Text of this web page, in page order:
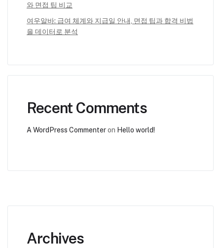
와 면접 팁 비교
여우알바: 급여 체계와 지급일 안내, 면접 팁과 합격 비법
을 데이터로 분석
Recent Comments
A WordPress Commenteron Hello world!
Archives